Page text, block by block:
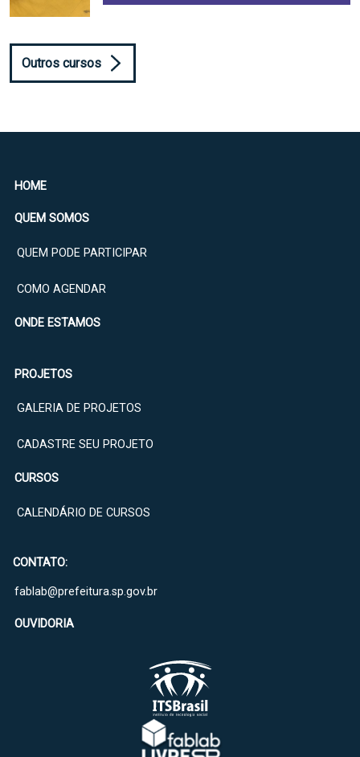
Outros cursos
HOME
QUEM SOMOS
QUEM PODE PARTICIPAR
COMO AGENDAR
ONDE ESTAMOS
PROJETOS
GALERIA DE PROJETOS
CADASTRE SEU PROJETO
CURSOS
CALENDÁRIO DE CURSOS
CONTATO:
fablab@prefeitura.sp.gov.br
OUVIDORIA